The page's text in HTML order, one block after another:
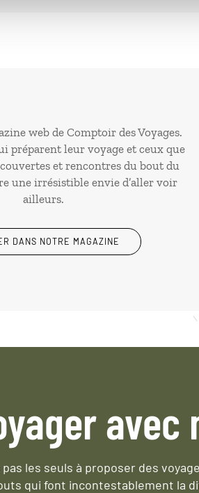
web de Comptoir des Voyages.
préparent leur voyage et ceux que
et rencontres du bout du
une irrésistible envie d’aller voir
ailleurs.
DANS NOTRE MAGAZINE
avec
les seuls à proposer des
qui font incontestablement la